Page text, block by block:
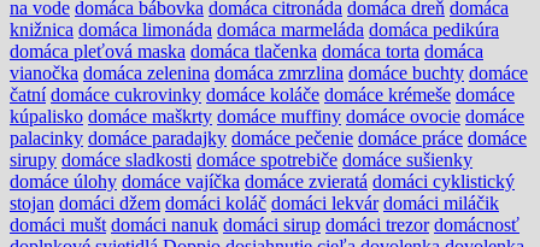
na vode domáca bábovka domáca citronáda domáca dreň domáca
knižnica domáca limonáda domáca marmeláda domáca pedikúra
domáca pleťová maska domáca tlačenka domáca torta domáca
vianočka domáca zelenina domáca zmrzlina domáce buchty domáce
čatní domáce cukrovinky domáce koláče domáce krémeše domáce
kúpalisko domáce maškrty domáce muffiny domáce ovocie domáce
palacinky domáce paradajky domáce pečenie domáce práce domáce
sirupy domáce sladkosti domáce spotrebiče domáce sušienky
domáce úlohy domáce vajíčka domáce zvieratá domáci cyklistický
stojan domáci džem domáci koláč domáci lekvár domáci miláčik
domáci mušt domáci nanuk domáci sirup domáci trezor domácnosť